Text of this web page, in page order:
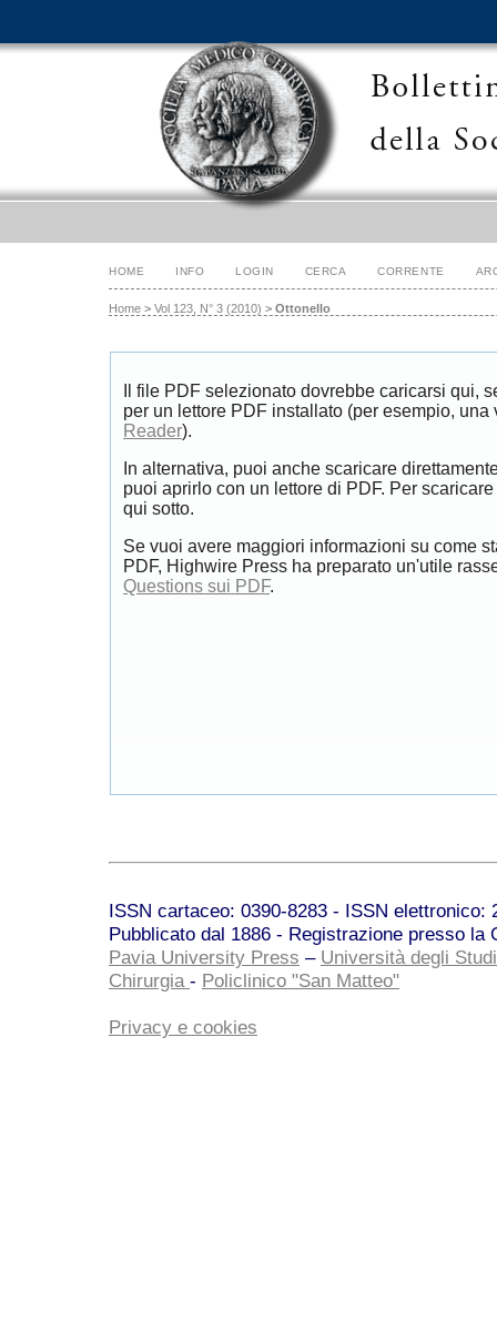
HOME INFO LOGIN CERCA CORRENTE
Home > Vol 123, N° 3 (2010) > Ottonello
Il file PDF selezionato dovrebbe caricarsi qui,
per un lettore PDF installato (per esempio,
Reader).
In alternativa, puoi anche scaricare
puoi aprirlo con un lettore di PDF. Per
qui sotto.
Se vuoi avere maggiori informazioni su come
PDF, Highwire Press ha preparato un'utile
Questions sui PDF.
ISSN cartaceo: 0390-8283 - ISSN
Pubblicato dal 1886 - Registrazione presso la
Pavia University Press – Università degli
Chirurgia - Policlinico "San Matteo"
Privacy e cookies